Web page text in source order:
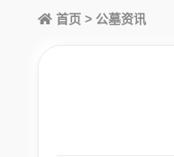
首页 > 公墓资讯